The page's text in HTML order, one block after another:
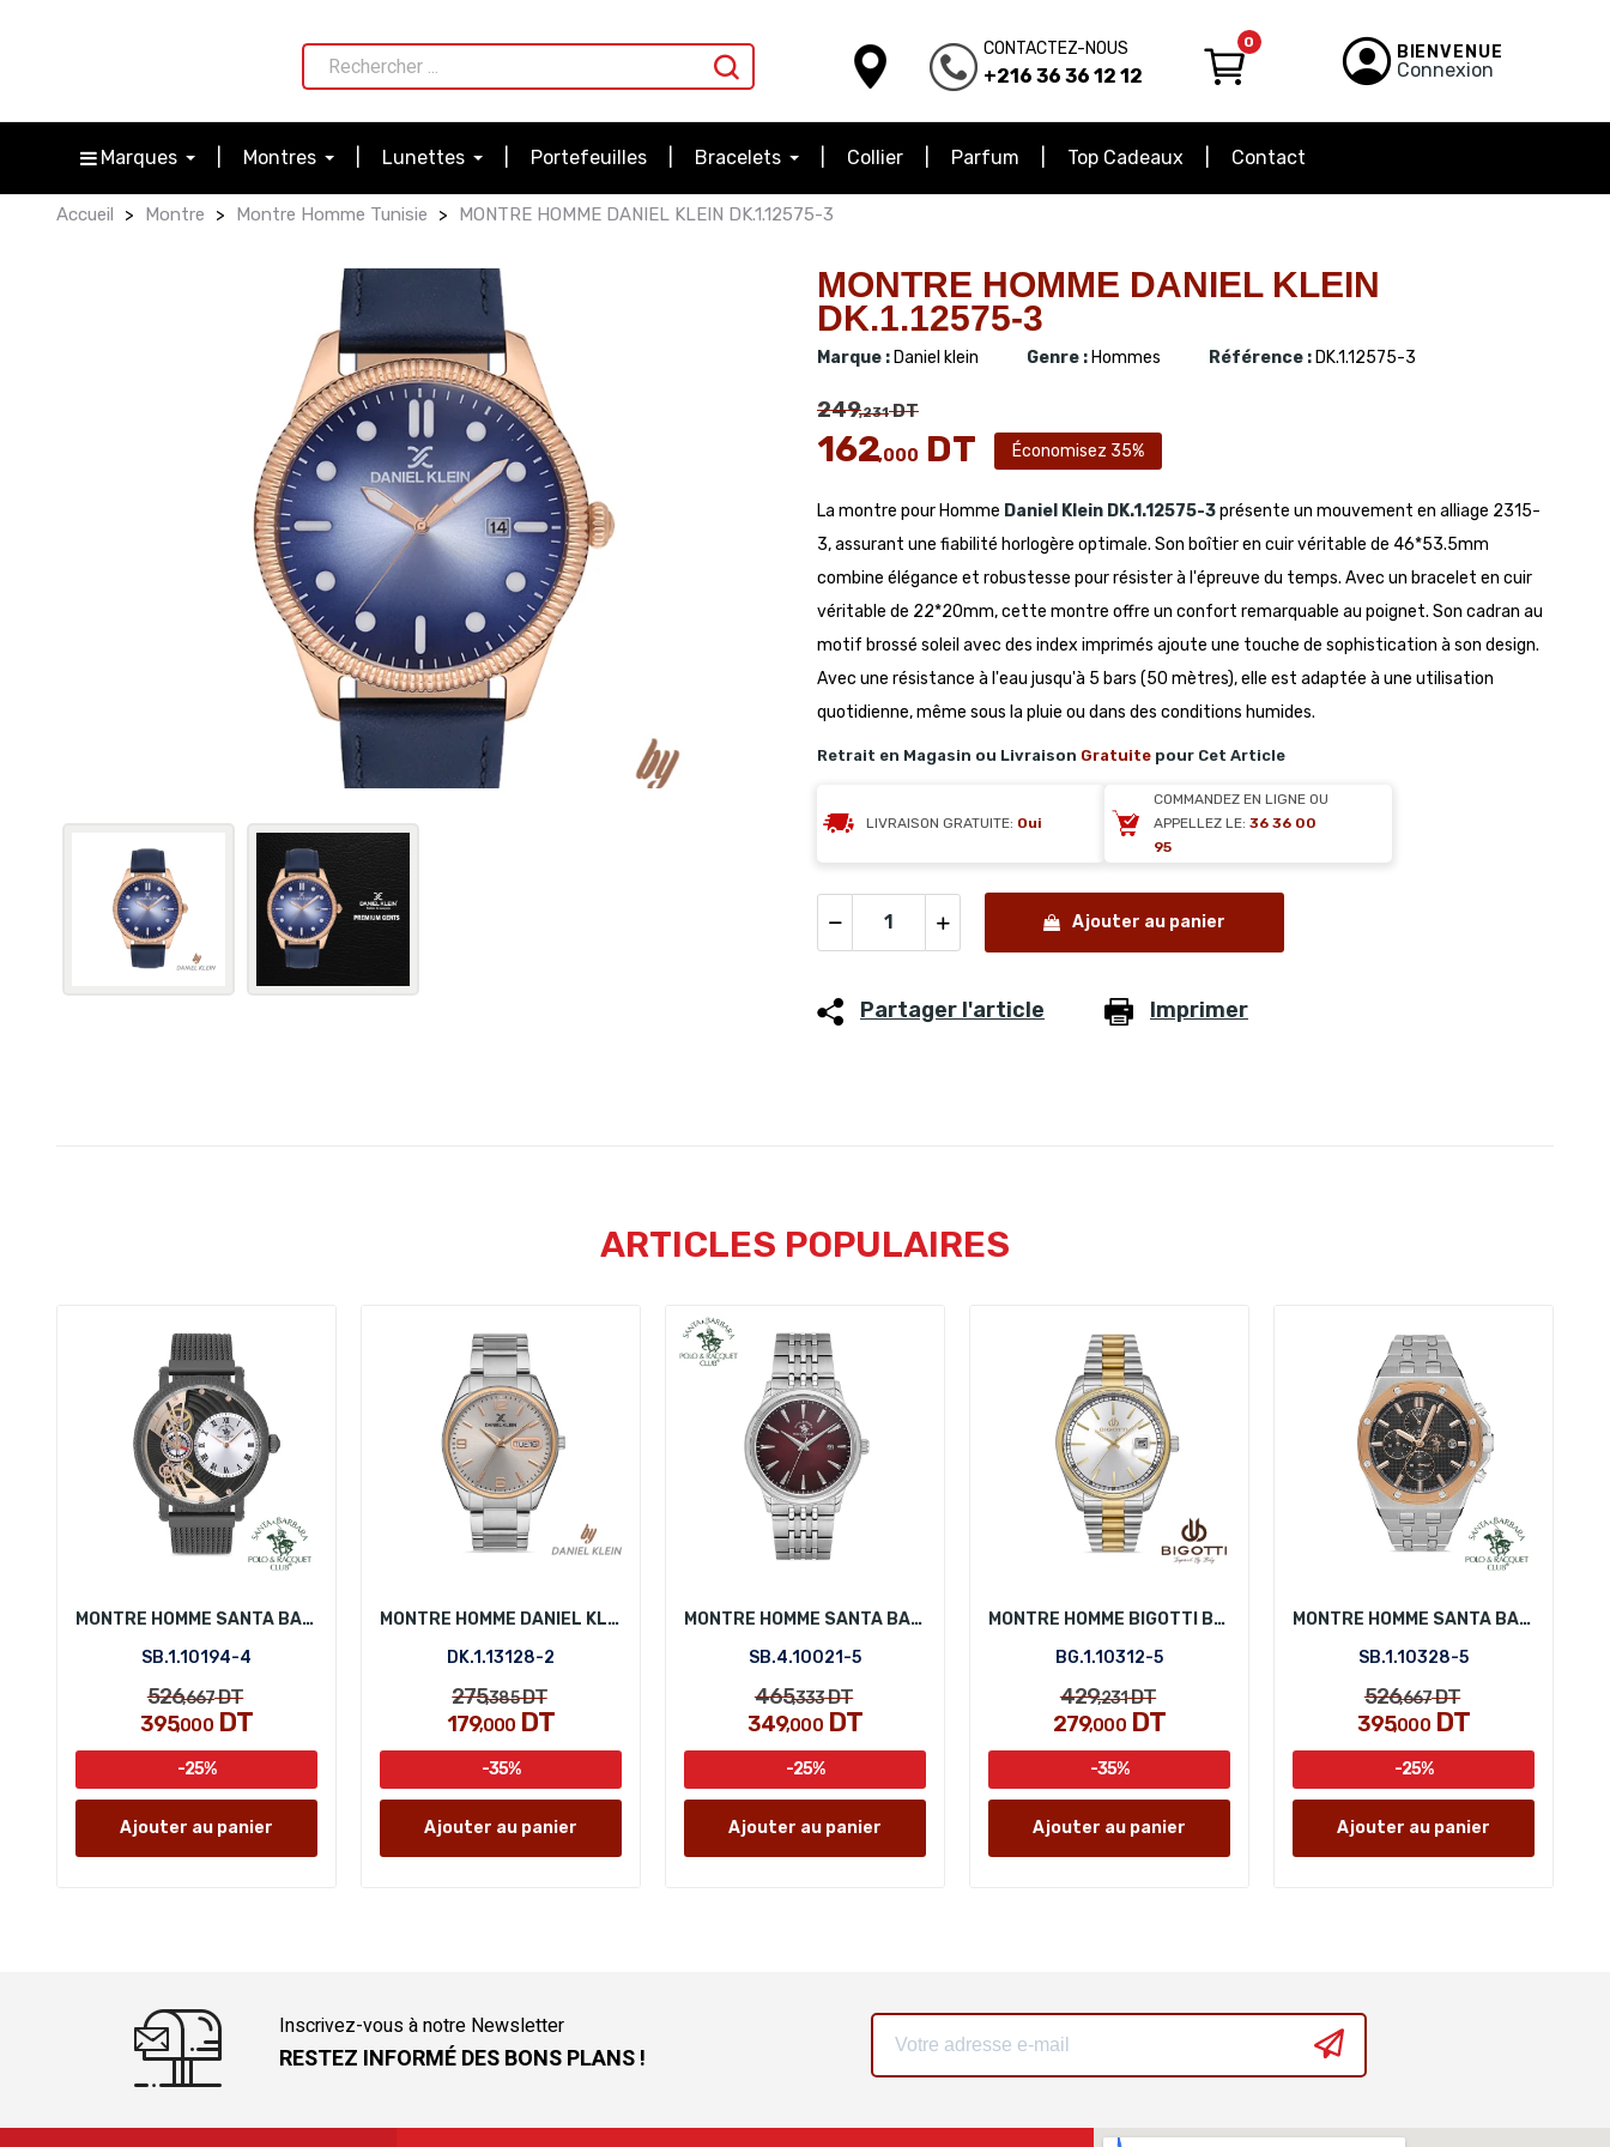
CONTACTEZ-NOUS
+216 36 36 12 12
0 BIENVENUE
Connexion
Marques Montres Lunettes Portefeuilles Bracelets Collier Parfum Top Cadeaux Contact
Accueil Montre Montre Homme Tunisie MONTRE HOMME DANIEL KLEIN DK.1.12575-3
MONTRE HOMME DANIEL KLEIN
DK.1.12575-3
Marque : Daniel klein Genre : Hommes Référence : DK.1.12575-3
249,231DT
162,000 DT Économisez 35%
La montre pour Homme Daniel Klein DK.1.12575-3présente un mouvement en alliage 2315-
3, assurant une fiabilité horlogère optimale. Son boîtier en cuir véritable de 46*53.5mm
combine élégance et robustesse pour résister à l'épreuve du temps. Avec un bracelet en cuir
véritable de 22*20mm, cette montre offre un confort remarquable au poignet. Son cadran au
motif brossé soleil avec des index imprimés ajoute une touche de sophistication à son design.
Avec une résistance à l'eau jusqu'à 5 bars (50 mètres), elle est adaptée à une utilisation
quotidienne, même sous la pluie ou dans des conditions humides.
Retrait en Magasin ou Livraison Gratuite pour Cet Article
LIVRAISON GRATUITE: Oui
COMMANDEZ EN LIGNE OU
APPELLEZ LE: 36 36 00
95
Ajouter au panier
Partager l'article Imprimer
ARTICLES POPULAIRES
MONTRE HOMME SANTA BARBARA POLO SB.1.10194-4
SB.1.10194-4
526,667DT
395,000DT
-25%
Ajouter au panier
MONTRE HOMME DANIEL KLEIN DK.1.13128-2
DK.1.13128-2
275,385DT
179,000 DT
-35%
Ajouter au panier
MONTRE HOMME SANTA BARBARA POLO SB.4.10021-5
SB.4.10021-5
465,333DT
349,000DT
-25%
Ajouter au panier
MONTRE HOMME BIGOTTI BG.1.10312-5
BG.1.10312-5
429,231DT
279,000DT
-35%
Ajouter au panier
MONTRE HOMME SANTA BARBARA POLO SB.1.10328-5
SB.1.10328-5
526,667DT
395,000DT
-25%
Ajouter au panier
Inscrivez-vous à notre Newsletter
RESTEZ INFORMÉ DES BONS PLANS !